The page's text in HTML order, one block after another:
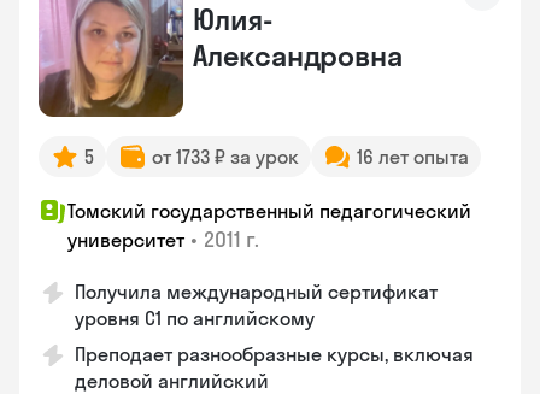
Юлия-
Александровна
5 от 1733 ₽ за урок 16 лет опыта
Томский государственный педагогический
университет • 2011 г.
Получила международный сертификат
уровня C1 по английскому
Преподает разнообразные курсы, включая
деловой английский